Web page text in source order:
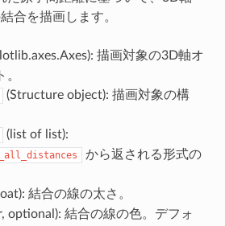
合を描画します。
描画対象の3D軸オ
(Structure object): 描画対象の構
(list of list):
から返される形式の
結合の線の太さ。
optional): 結合の線の色。デフォ